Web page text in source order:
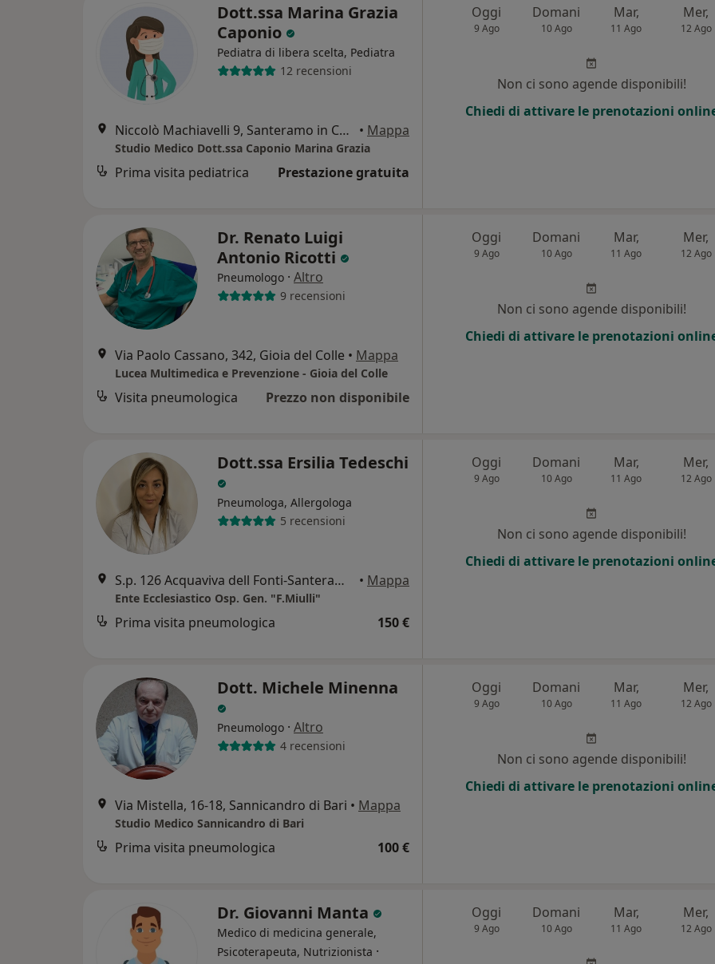
Dott.ssa Marina Grazia
Caponio
Pediatra di libera scelta, Pediatra
12 recensioni
Niccolò Machiavelli 9, Santeramo in Colle • Mappa
Studio Medico Dott.ssa Caponio Marina Grazia
Prima visita pediatrica Prestazione gratuita
Oggi
9 Ago
Domani
10 Ago
Mar,
11 Ago
Mer,
12 Ago
Non ci sono agende disponibili!
Chiedi di attivare le prenotazioni
Dr. Renato Luigi
Antonio Ricotti
Pneumologo · Altro
9 recensioni
Via Paolo Cassano, 342, Gioia del Colle • Mappa
Lucea Multimedica e Prevenzione - Gioia del Colle
Visita pneumologica Prezzo non disponibile
Oggi
9 Ago
Domani
10 Ago
Mar,
11 Ago
Mer,
12 Ago
Non ci sono agende disponibili!
Chiedi di attivare le prenotazioni
Dott.ssa Ersilia Tedeschi
Pneumologa, Allergologa
5 recensioni
S.p. 126 Acquaviva dell Fonti-Santeramo Km 4.100, Acquaviva delle Fonti • Mappa
Ente Ecclesiastico Osp. Gen. "F.Miulli"
Prima visita pneumologica 150 €
Oggi
9 Ago
Domani
10 Ago
Mar,
11 Ago
Mer,
12 Ago
Non ci sono agende disponibili!
Chiedi di attivare le prenotazioni
Dott. Michele Minenna
Pneumologo · Altro
4 recensioni
Via Mistella, 16-18, Sannicandro di Bari • Mappa
Studio Medico Sannicandro di Bari
Prima visita pneumologica 100 €
Oggi
9 Ago
Domani
10 Ago
Mar,
11 Ago
Mer,
12 Ago
Non ci sono agende disponibili!
Chiedi di attivare le prenotazioni
Dr. Giovanni Manta
Medico di medicina generale,
Psicoterapeuta, Nutrizionista ·
Oggi
9 Ago
Domani
10 Ago
Mar,
11 Ago
Mer,
12 Ago